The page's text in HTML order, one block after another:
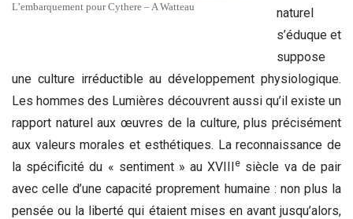
L’embarquement pour Cythere – A Watteau
naturel
s’éduque et
suppose
une culture irréductible au développement physiologique.
Les hommes des Lumières découvrent aussi qu’il existe un
rapport naturel aux œuvres de la culture, plus précisément
aux valeurs morales et esthétiques. La reconnaissance de
la spécificité du « sentiment » au XVIIIe siècle va de pair
avec celle d’une capacité proprement humaine : non plus la
pensée ou la liberté qui étaient mises en avant jusqu’alors,